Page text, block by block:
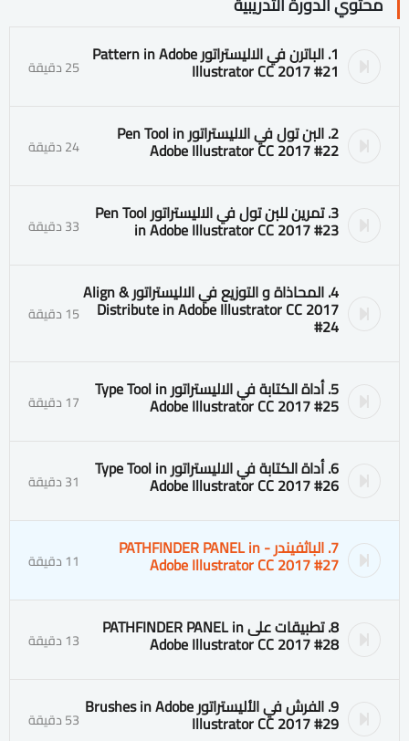
1. الباترن في الاليستراتور Pattern in Adobe
Illustrator CC 2017 #21 25 دقيقة
2. البن تول في الاليستراتور Pen Tool in
Adobe Illustrator CC 2017 #22 24 دقيقة
3. تمرين للبن تول في الاليستراتور Pen Tool
in Adobe Illustrator CC 2017 #23 33 دقيقة
4. المحاذاة و التوزيع في الاليستراتور Align &
Distribute in Adobe Illustrator CC 2017
#24 15 دقيقة
5. أداة الكتابة في الاليستراتور Type Tool in
Adobe Illustrator CC 2017 #25 17 دقيقة
6. أداة الكتابة في الاليستراتور Type Tool in
Adobe Illustrator CC 2017 #26 31 دقيقة
7. الباثفيندر - PATHFINDER PANEL in
Adobe Illustrator CC 2017 #27 11 دقيقة
8. تطبيقات على PATHFINDER PANEL in
Adobe Illustrator CC 2017 #28 13 دقيقة
9. الفرش في الأليستراتور Brushes in Adobe
Illustrator CC 2017 #29 53 دقيقة